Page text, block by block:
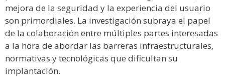
mejora de la seguridad y la experiencia del usuario
son primordiales. La investigación subraya el papel
de la colaboración entre múltiples partes interesadas
a la hora de abordar las barreras infraestructurales,
normativas y tecnológicas que dificultan su
implantación.